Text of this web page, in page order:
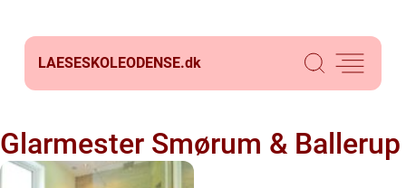
LAESESKOLEODENSE.dk
Glarmester Smørum & Ballerup